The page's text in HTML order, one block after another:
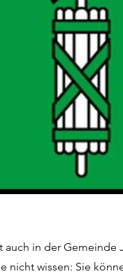
auch in der Gemeinde
nicht wissen: Sie